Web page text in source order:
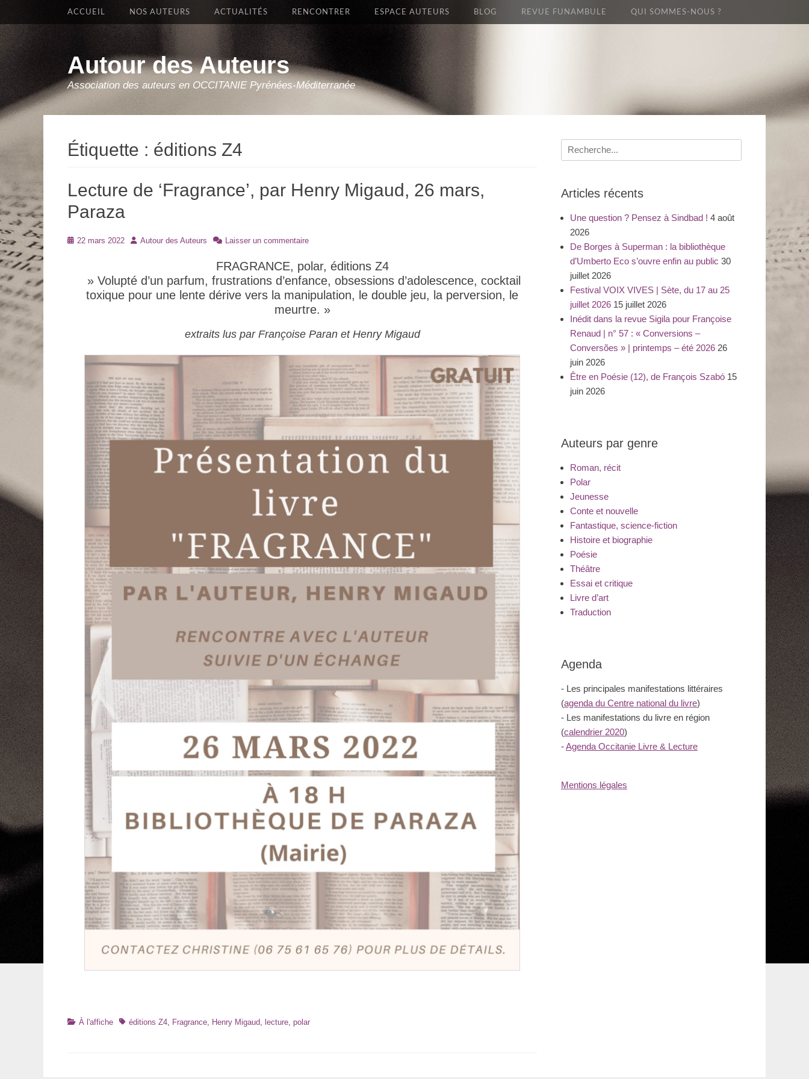
Autour des Auteurs
Association des auteurs en OCCITANIE Pyrénées-Méditerranée
Premier Menu
Aller
ACCUEIL NOS AUTEURS ACTUALITÉS RENCONTRER ESPACE AUTEURS BLOG REVUE FUNAMBULE QUI SOMMES-NOUS ?
Étiquette : éditions Z4
Lecture de ‘Fragrance’, par Henry Migaud, 26 mars,
Paraza
Posté22 mars 2022 Auteur
Autour des Auteurs Laisser un commentaire
FRAGRANCE, polar, éditions Z4
» Volupté d’un parfum, frustrations d’enfance, obsessions d’adolescence, cocktail
toxique pour une lente dérive vers la manipulation, le double jeu, la perversion, le
meurtre. »
extraits lus par Françoise Paran et Henry Migaud
Catégories
À l'affiche Tagséditions Z4, Fragrance, Henry Migaud, lecture, polar
Recherche
pour
Articles récents
Une question ? Pensez à Sindbad ! 4 août
2026
De Borges à Superman : la bibliothèque
d’Umberto Eco s’ouvre enfin au public 30
juillet 2026
Festival VOIX VIVES | Sète, du 17 au 25
juillet 2026 15 juillet 2026
Inédit dans la revue Sigila pour Françoise
Renaud | n° 57 : « Conversions –
Conversões » | printemps – été 2026 26
juin 2026
Être en Poésie (12), de François Szabó 15
juin 2026
Auteurs par genre
Roman, récit
Polar
Jeunesse
Conte et nouvelle
Fantastique, science-fiction
Histoire et biographie
Poésie
Théâtre
Essai et critique
Livre d’art
Traduction
Agenda
- Les principales manifestations littéraires
(agenda du Centre national du livre)
- Les manifestations du livre en région
(calendrier 2020)
-Agenda Occitanie Livre & Lecture
Mentions légales